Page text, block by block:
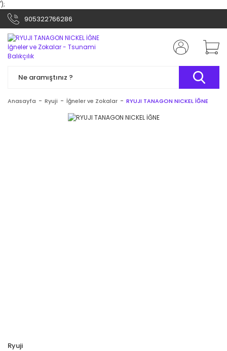
');
905322766286
Anasayfa Ryuji İğneler ve Zokalar RYUJI TANAGON NICKEL İĞNE
Ryuji